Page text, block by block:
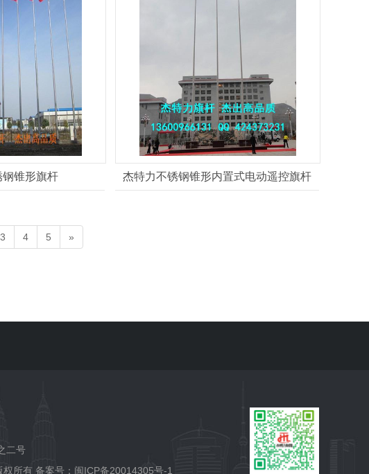
锥形旗杆 杰特力不锈钢锥形内置式电动遥控旗杆
3 4 5 »
二号
权所有 备案号：闽ICP备20014305号-1